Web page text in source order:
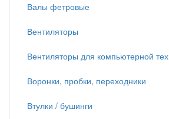
Валы фетровые
Вентиляторы
Вентиляторы для компьютерной тех
Воронки, пробки, переходники
Втулки / бушинги